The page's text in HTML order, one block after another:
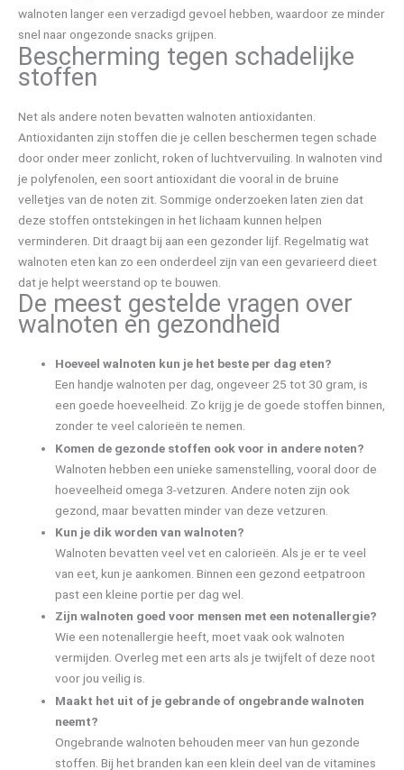
walnoten langer een verzadigd gevoel hebben, waardoor ze minder
snel naar ongezonde snacks grijpen.
Bescherming tegen schadelijke
stoffen
Net als andere noten bevatten walnoten antioxidanten.
Antioxidanten zijn stoffen die je cellen beschermen tegen schade
door onder meer zonlicht, roken of luchtvervuiling. In walnoten vind
je polyfenolen, een soort antioxidant die vooral in de bruine
velletjes van de noten zit. Sommige onderzoeken laten zien dat
deze stoffen ontstekingen in het lichaam kunnen helpen
verminderen. Dit draagt bij aan een gezonder lijf. Regelmatig wat
walnoten eten kan zo een onderdeel zijn van een gevarieerd dieet
dat je helpt weerstand op te bouwen.
De meest gestelde vragen over
walnoten en gezondheid
Hoeveel walnoten kun je het beste per dag eten?
Een handje walnoten per dag, ongeveer 25 tot 30 gram, is
een goede hoeveelheid. Zo krijg je de goede stoffen binnen,
zonder te veel calorieën te nemen.
Komen de gezonde stoffen ook voor in andere noten?
Walnoten hebben een unieke samenstelling, vooral door de
hoeveelheid omega 3-vetzuren. Andere noten zijn ook
gezond, maar bevatten minder van deze vetzuren.
Kun je dik worden van walnoten?
Walnoten bevatten veel vet en calorieën. Als je er te veel
van eet, kun je aankomen. Binnen een gezond eetpatroon
past een kleine portie per dag wel.
Zijn walnoten goed voor mensen met een notenallergie?
Wie een notenallergie heeft, moet vaak ook walnoten
vermijden. Overleg met een arts als je twijfelt of deze noot
voor jou veilig is.
Maakt het uit of je gebrande of ongebrande walnoten
neemt?
Ongebrande walnoten behouden meer van hun gezonde
stoffen. Bij het branden kan een klein deel van de vitamines